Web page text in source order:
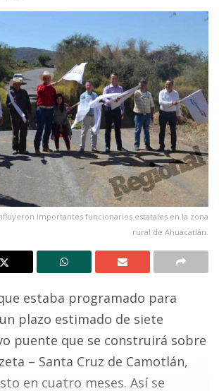
importantes funcionarios estatales en la zona
rural de Ahuacatlán.
estaba programado para
plazo estimado de siete
puente que se construirá sobre
– Santa Cruz de Camotlán,
en cuatro meses. Así se